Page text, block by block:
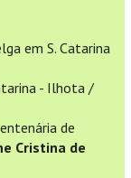
em S. Catarina
- Ilhota /
de
Cristina de